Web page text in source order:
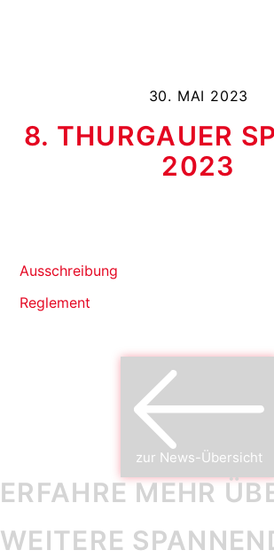
30. MAI 2023
8. THURGAUER
2023
Ausschreibung
Reglement
zur News-Übersicht
ERFAHRE MEHR
WEITERE